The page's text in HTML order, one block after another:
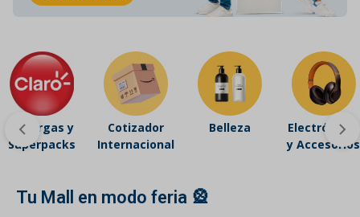
Recargas y
Superpacks
Cotizador
Internacional
Belleza
Electrónicos
y Accesorios
Tu Mall en modo feria 🎡